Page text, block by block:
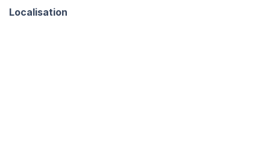
Localisation